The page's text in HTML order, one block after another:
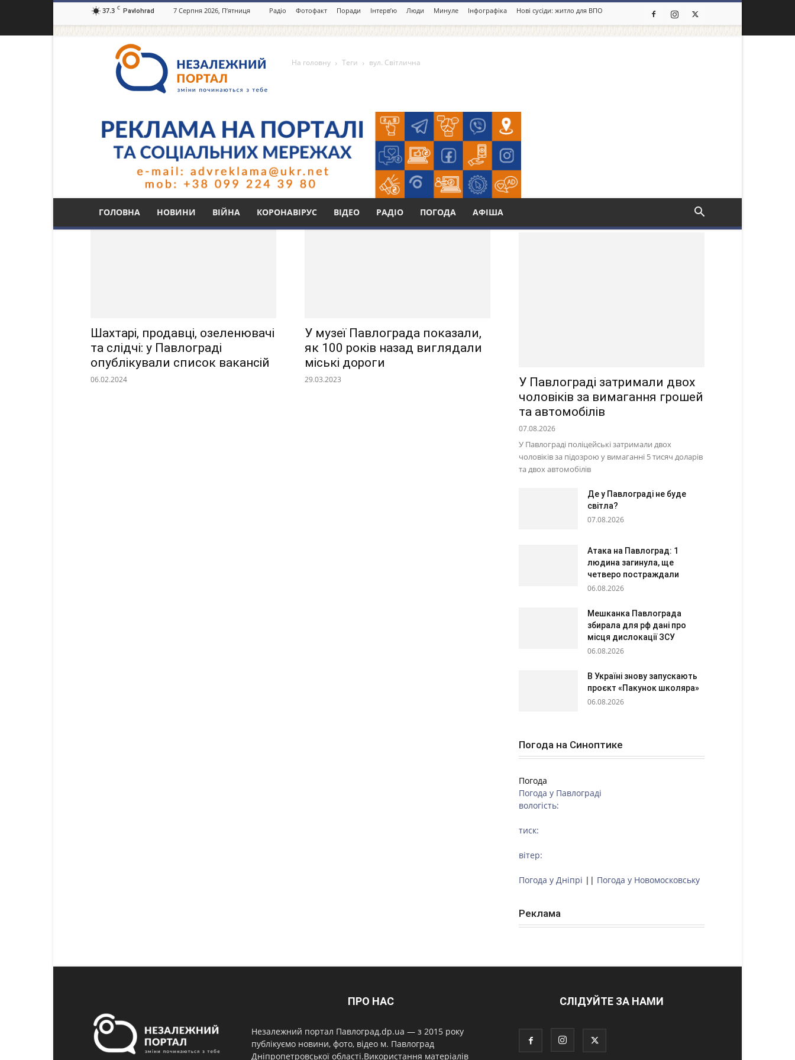
37.3 C Pavlohrad 7 Серпня 2026, П’ятниця Радіо Фотофакт Поради Інтерв’ю Люди Минуле Інфографіка Нові сусіди: житло для ВПО
портал
Павлоград.dp.ua
ГОЛОВНА НОВИНИ ВІЙНА КОРОНАВІРУС ВІДЕО РАДІО ПОГОДА АФІША
На головну Теги вул. Світлична
Тег: вул. Світлична
Шахтарі, продавці, озеленювачі
та слідчі: у Павлограді
опублікували список вакансій
06.02.2024
У музеї Павлограда показали,
як 100 років назад виглядали
міські дороги
29.03.2023
У Павлограді затримали двох
чоловіків за вимагання грошей
та автомобілів
07.08.2026
У Павлограді поліцейські затримали двох
чоловіків за підозрою у вимаганні 5 тисяч доларів
та двох автомобілів
Де у Павлограді не буде
світла?
07.08.2026
Атака на Павлоград: 1
людина загинула, ще
четверо постраждали
06.08.2026
Мешканка Павлограда
збирала для рф дані про
місця дислокації ЗСУ
06.08.2026
В Україні знову запускають
проєкт «Пакунок школяра»
06.08.2026
Погода на Синоптике
Погода
Погода у Павлограді
вологість:
тиск:
вітер:
Погода у Дніпрі || Погода у Новомосковську
Реклама
ПРО НАС
Незалежний портал Павлоград.dp.ua — з 2015 року
публікуємо новини, фото, відео м. Павлоград
Дніпропетровської області.Використання матеріалів
СЛІДУЙТЕ ЗА НАМИ